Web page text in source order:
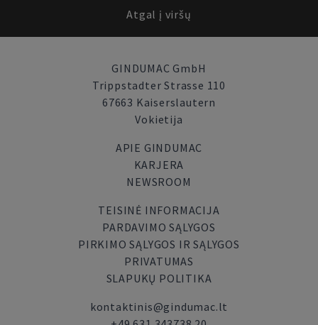
Atgal į viršų
GINDUMAC GmbH
Trippstadter Strasse 110
67663 Kaiserslautern
Vokietija
APIE GINDUMAC
KARJERA
NEWSROOM
TEISINĖ INFORMACIJA
PARDAVIMO SĄLYGOS
PIRKIMO SĄLYGOS IR SĄLYGOS
PRIVATUMAS
SLAPUKŲ POLITIKA
kontaktinis@gindumac.lt